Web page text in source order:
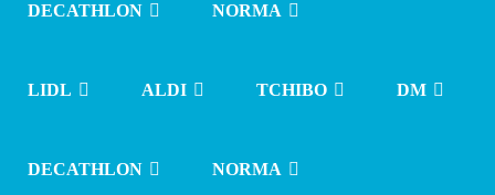
DECATHLON NORMA
LIDL ALDI TCHIBO DM
DECATHLON NORMA